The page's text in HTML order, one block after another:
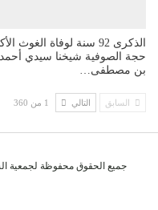
الذكرى 92 سنة لوفاة الغوث
حجة الصوفية شيخنا سيدي أحمد
بن مصطفى…
السابق التالي
جميع الحقوق محفوظة لجمعية